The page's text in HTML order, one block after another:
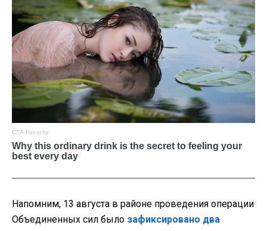
Напомним, 13 августа в районе проведения операции
Объединенных сил было зафиксировано два